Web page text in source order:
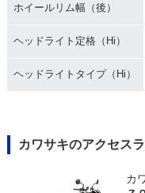
ホイールリム幅（後）
ヘッドライト定格（Hi）
ヘッドライトタイプ（Hi）
カワサキのアクセス
カ